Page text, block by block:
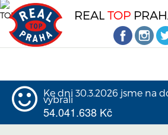
REAL TOP
Ke dni 30.3.2026 jsme na
vybrali
54.041.638 Kč